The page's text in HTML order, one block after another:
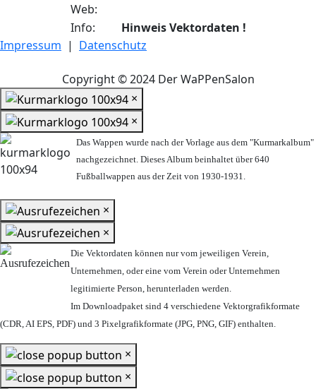
Web:
Info:
Hinweis Vektordaten !
Impressum | Datenschutz
Copyright © 2024 Der WaPPenSalon
×
×
Das Wappen wurde nach der Vorlage aus dem "Kurmarkalbum"
nachgezeichnet. Dieses Album beinhaltet über 640
Fußballwappen aus der Zeit von 1930-1931.
×
×
Die Vektordaten können nur vom jeweiligen Verein,
Unternehmen, oder eine vom Verein oder Unternehmen
legitimierte Person, herunterladen werden.
Im Downloadpaket sind 4 verschiedene Vektorgrafikformate
(CDR, AI EPS, PDF) und 3 Pixelgrafikformate (JPG, PNG, GIF) enthalten.
×
×